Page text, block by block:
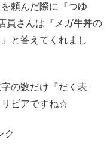
頼んだ際に『つゆ
員さんは『メガ牛丼の
と答えてくれまし
の数だけ『だく表
ビアですね☆
ク